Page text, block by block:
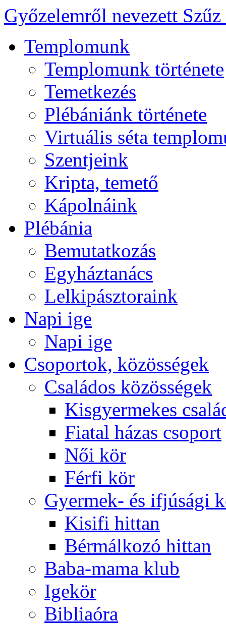
Győzelemről nevezett
Templomunk
Templomunk története
Temetkezés
Plébániánk története
Virtuális séta
Szentjeink
Kripta, temető
Kápolnáink
Plébánia
Bemutatkozás
Egyháztanács
Lelkipásztoraink
Napi ige
Napi ige
Csoportok, közösségek
Családos közösségek
Kisgyermekes
Fiatal házas csoport
Női kör
Férfi kör
Gyermek- és ifjúsági
Kisifi hittan
Bérmálkozó hittan
Baba-mama klub
Igekör
Bibliaóra